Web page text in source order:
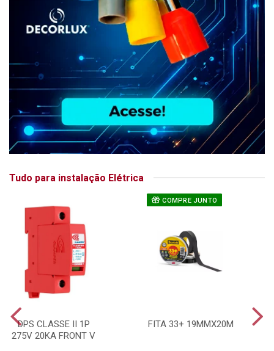
Tudo para instalação Elétrica
DPS CLASSE II 1P
275V 20KA FRONT V
COMPRE JUNTO
FITA 33+ 19MMX20M